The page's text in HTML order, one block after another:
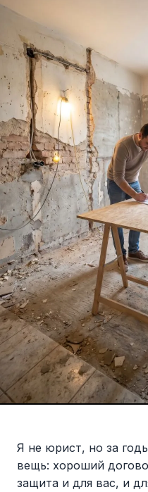
Я не юрист, но за
вещь: хороший
защита и для вас, и